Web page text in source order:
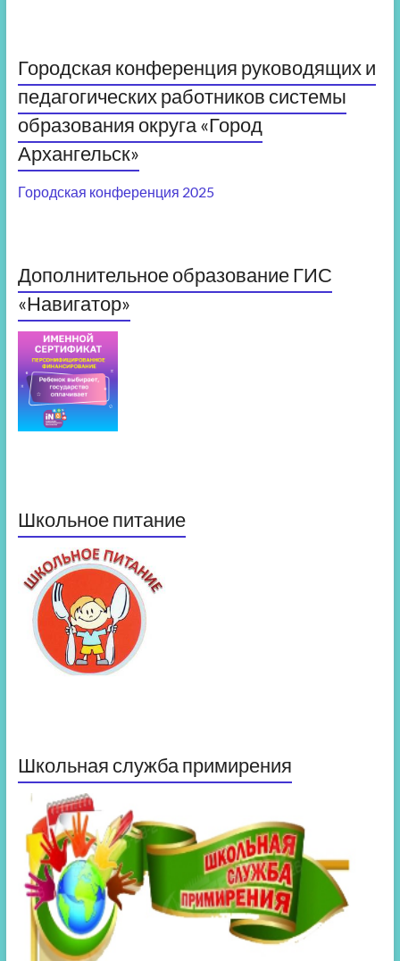
Городская конференция руководящих и
педагогических работников системы
образования округа «Город
Архангельск»
Городская конференция 2025
Дополнительное образование ГИС
«Навигатор»
Школьное питание
Школьная служба примирения